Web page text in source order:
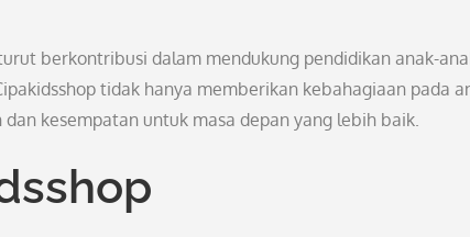
berkontribusi dalam mendukung pendidikan anak-
tidak hanya memberikan kebahagiaan pada
kesempatan untuk masa depan yang lebih baik.